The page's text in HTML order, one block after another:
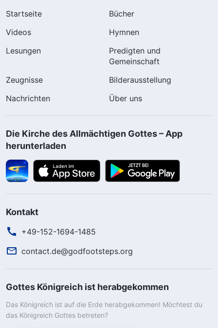
Startseite
Bücher
Videos
Hymnen
Lesungen
Predigten und
Gemeinschaft
Zeugnisse
Bilderausstellung
Nachrichten
Über uns
Die Kirche des Allmächtigen Gottes – App
herunterladen
Kontakt
+49-152-1694-1485
contact.de@godfootsteps.org
Gottes Königreich ist herabgekommen
Das Königreich ist auf die Erde herabgekommen! Möchtest du
das Königreich Gottes betreten?